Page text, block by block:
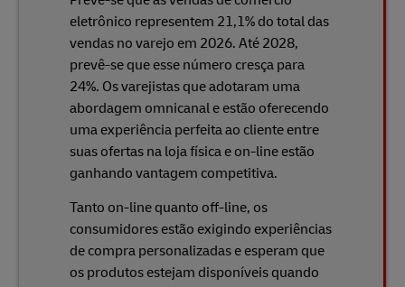
eletrônico representem 21,1% do total das
vendas no varejo em 2026. Até 2028,
prevê-se que esse número cresça para
24%. Os varejistas que adotaram uma
abordagem omnicanal e estão oferecendo
uma experiência perfeita ao cliente entre
suas ofertas na loja física e on-line estão
ganhando vantagem competitiva.
Tanto on-line quanto off-line, os
consumidores estão exigindo experiências
de compra personalizadas e esperam que
os produtos estejam disponíveis quando